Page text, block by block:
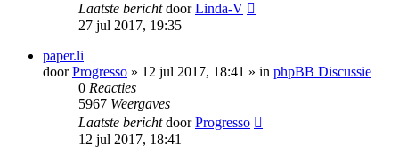
Laatste berichtdoorLinda-V
27 jul 2017, 19:35
paper.li
doorProgresso » 12 jul 2017, 18:41 » in phpBB Discussie
0 Reacties
5967 Weergaves
Laatste berichtdoorProgresso
12 jul 2017, 18:41